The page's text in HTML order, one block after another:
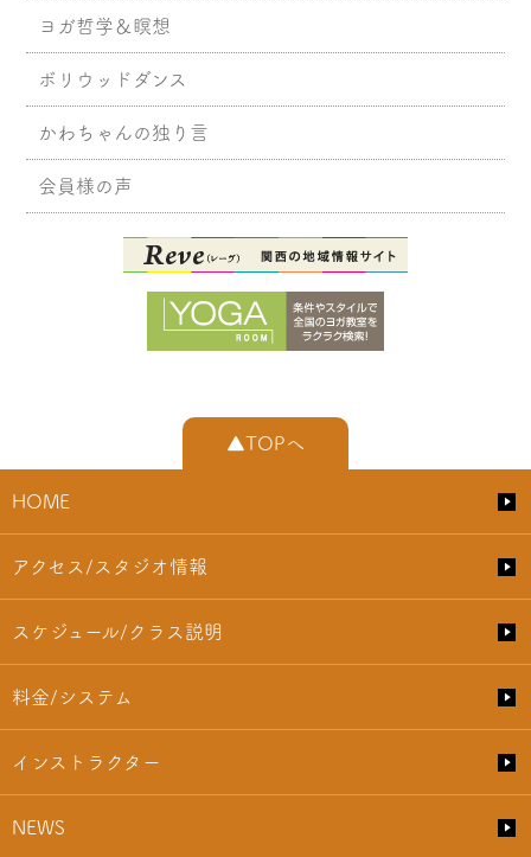
ヨガ哲学＆瞑想
ボリウッドダンス
かわちゃんの独り言
会員様の声
▲TOPへ
HOME
アクセス/スタジオ情報
スケジュール/クラス説明
料金/システム
インストラクター
NEWS